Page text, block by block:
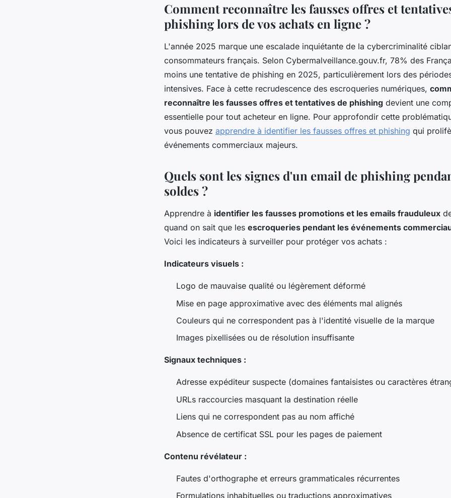
Comment reconnaître les fausses offres et
phishing lors de vos achats en ligne ?
L'année 2025 marque une escalade inquiétante de la cybercriminalité
consommateurs français. Selon Cybermalveillance.gouv.fr, 78% des
moins une tentative de phishing en 2025, particulièrement lors des
intensives. Face à cette recrudescence des escroqueries numériques,
reconnaître les fausses offres et tentatives de phishing devient une
essentielle pour tout acheteur en ligne. Pour approfondir cette
vous pouvez apprendre à identifier les fausses offres et phishing qui
événements commerciaux majeurs.
Quels sont les signes d'un email de phishing
soldes ?
Apprendre à identifier les fausses promotions et les emails frauduleux
quand on sait que les escroqueries pendant les événements
Voici les indicateurs à surveiller pour protéger vos achats :
Indicateurs visuels :
Logo de mauvaise qualité ou légèrement déformé
Mise en page approximative avec des éléments mal alignés
Couleurs qui ne correspondent pas à l'identité visuelle de la marque
Images pixellisées ou de résolution insuffisante
Signaux techniques :
Adresse expéditeur suspecte (domaines fantaisistes ou caractères
URLs raccourcies masquant la destination réelle
Liens qui ne correspondent pas au nom affiché
Absence de certificat SSL pour les pages de paiement
Contenu révélateur :
Fautes d'orthographe et erreurs grammaticales récurrentes
Formulations inhabituelles ou traductions approximatives